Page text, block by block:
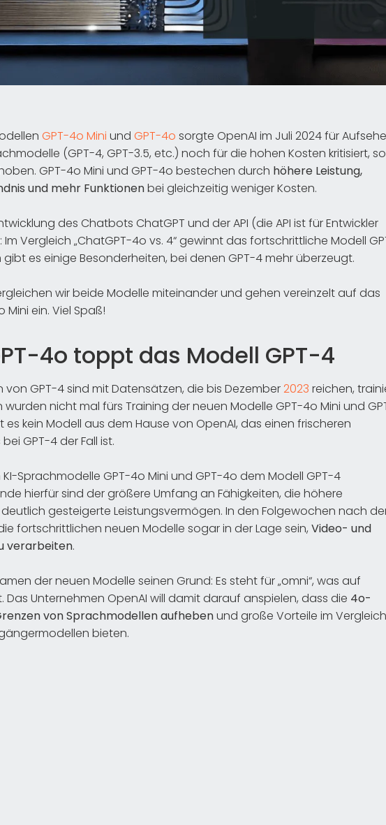
GPT-4o Mini und GPT-4o sorgte OpenAI im Juli 2024 für
(GPT-4, GPT-3.5, etc.) noch für die hohen Kosten kritisiert, so
GPT-4o Mini und GPT-4o bestechen durch höhere Leistung,
und mehr Funktionenbei gleichzeitig weniger Kosten.
des Chatbots ChatGPT und der API (die API ist für Entwickler
Vergleich „ChatGPT-4o vs. 4“ gewinnt das fortschrittliche Modell
es einige Besonderheiten, bei denen GPT-4 mehr überzeugt.
wir beide Modelle miteinander und gehen vereinzelt auf das
Mini ein. Viel Spaß!
4o toppt das Modell GPT-4
von GPT-4 sind mit Datensätzen, die bis Dezember2023 reichen,
nicht mal fürs Training der neuen Modelle GPT-4o Mini und
kein Modell aus dem Hause von OpenAI, das einen frischeren
GPT-4 der Fall ist.
Sprachmodelle GPT-4o Mini und GPT-4o dem Modell GPT-4
hierfür sind der größere Umfang an Fähigkeiten, die höhere
gesteigerte Leistungsvermögen. In den Folgewochen nach
fortschrittlichen neuen Modelle sogar in der Lage sein, Video- und
verarbeiten.
der neuen Modelle seinen Grund: Es steht für „omni“, was auf
Das Unternehmen OpenAI will damit darauf anspielen, dass die 4o-
von Sprachmodellen aufhebenund große Vorteile im Vergleich
bieten.